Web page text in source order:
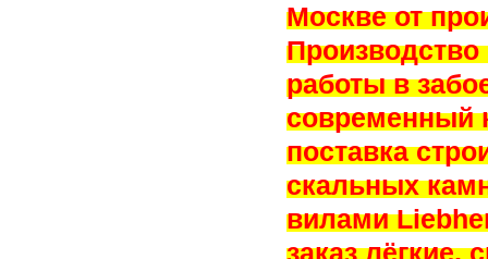
Москве от
Производство
работы в
современный
поставка
скальных
вилами
заказ